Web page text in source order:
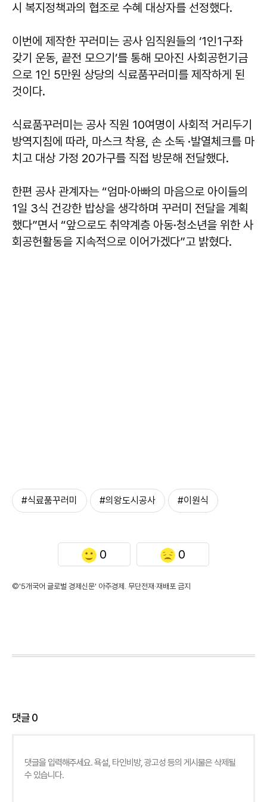
시 복지정책과의 협조로 수혜 대상자를 선정했다.
이번에 제작한 꾸러미는 공사 임직원들의 ‘1인1구좌
갖기 운동, 끝전 모으기’를 통해 모아진 사회공헌기금
으로 1인 5만원 상당의 식료품꾸러미를 제작하게 된
것이다.
식료품꾸러미는 공사 직원 10여명이 사회적 거리두기
방역지침에 따라, 마스크 착용, 손 소독 ·발열체크를 마
치고 대상 가정 20가구를 직접 방문해 전달했다.
한편 공사 관계자는 “엄마·아빠의 마음으로 아이들의
1일 3식 건강한 밥상을 생각하며 꾸러미 전달을 계획
했다”면서 “앞으로도 취약계층 아동·청소년을 위한 사
회공헌활동을 지속적으로 이어가겠다”고 밝혔다.
#식료품꾸러미 #의왕도시공사 #이원식
0 0
©'5개국어 글로벌 경제신문' 아주경제. 무단전재·재배포 금지
댓글0